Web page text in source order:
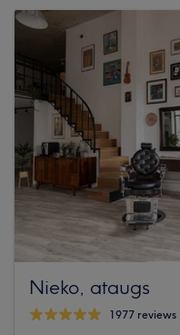
Nieko, ataugs
1977 reviews